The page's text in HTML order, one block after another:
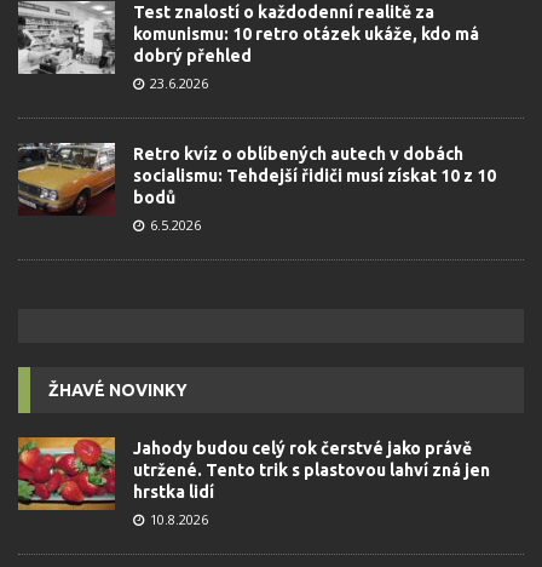
Test znalostí o každodenní realitě za
komunismu: 10 retro otázek ukáže, kdo má
dobrý přehled
23.6.2026
Retro kvíz o oblíbených autech v dobách
socialismu: Tehdejší řidiči musí získat 10 z 10
bodů
6.5.2026
ŽHAVÉ NOVINKY
Jahody budou celý rok čerstvé jako právě
utržené. Tento trik s plastovou lahví zná jen
hrstka lidí
10.8.2026